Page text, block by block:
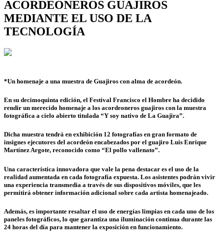
ACORDEONEROS GUAJIROS
MEDIANTE EL USO DE LA
TECNOLOGÍA
*Un homenaje a una muestra de Guajiros con alma de acordeón.
En su decimoquinta edición, el Festival Francisco el Hombre ha decidido
rendir un merecido homenaje a los acordeoneros guajiros con la muestra
fotográfica a cielo abierto titulada “Y soy nativo de La Guajira”.
Dicha muestra tendrá en exhibición 12 fotografías en gran formato de
insignes ejecutores del acordeón encabezados por el guajiro Luis Enrique
Martínez Argote, reconocido como “El pollo vallenato”.
Una característica innovadora que vale la pena destacar es el uso de la
realidad aumentada en cada fotografía expuesta. Los asistentes podrán vivir
una experiencia transmedia a través de sus dispositivos móviles, que les
permitirá obtener información adicional sobre cada artista homenajeado.
Además, es importante resaltar el uso de energías limpias en cada uno de los
paneles fotográficos, lo que garantiza una iluminación continua durante las
24 horas del día para mantener la exposición en funcionamiento.